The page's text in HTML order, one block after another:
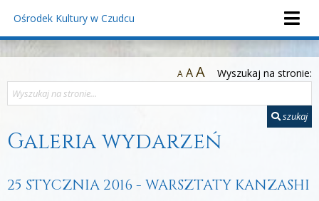
Ośrodek Kultury w Czudcu
A AA Wyszukaj na stronie:
szukaj
Galeria wydarzeń
25 STYCZNIA 2016 - WARSZTATY KANZASHI